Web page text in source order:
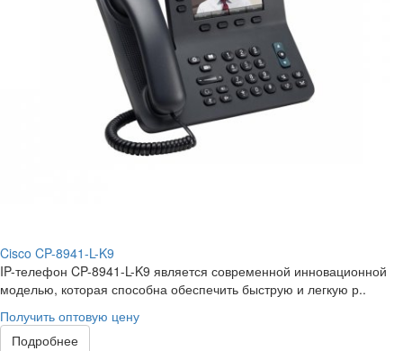
Cisco CP-8941-L-K9
IP-телефон CP-8941-L-K9 является современной инновационной
моделью, которая способна обеспечить быструю и легкую р..
Получить оптовую цену
Подробнее